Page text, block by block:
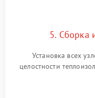
5. Сборка
Установка всех
целостности
исключить
Надежная